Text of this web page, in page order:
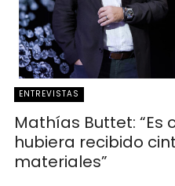
ENTREVISTAS
Mathías Buttet: “Es
hubiera recibido
materiales”